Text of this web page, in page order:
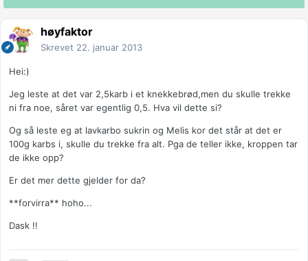
høyfaktor
Skrevet 22. januar 2013
Hei:)
Jeg leste at det var 2,5karb i et knekkebrød,men du skulle trekke
ni fra noe, såret var egentlig 0,5. Hva vil dette si?
Og så leste eg at lavkarbo sukrin og Melis kor det står at det er
100g karbs i, skulle du trekke fra alt. Pga de teller ikke, kroppen tar
de ikke opp?
Er det mer dette gjelder for da?
**forvirra** hoho...
Dask !!